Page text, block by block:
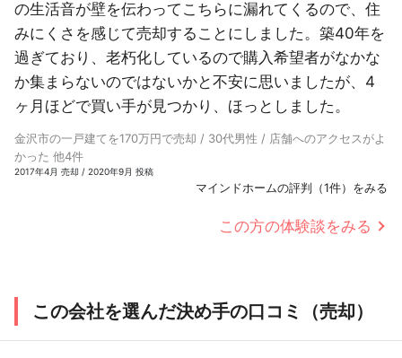
の生活音が壁を伝わってこちらに漏れてくるので、住
みにくさを感じて売却することにしました。築40年を
過ぎており、老朽化しているので購入希望者がなかな
か集まらないのではないかと不安に思いましたが、4
ヶ月ほどで買い手が見つかり、ほっとしました。
金沢市の一戸建てを170万円で売却 / 30代男性 / 店舗へのアクセスがよ
かった 他4件
2017年4月 売却 / 2020年9月 投稿
マインドホームの評判（1件）をみる
この方の体験談をみる
この会社を選んだ決め手の口コミ（売却）